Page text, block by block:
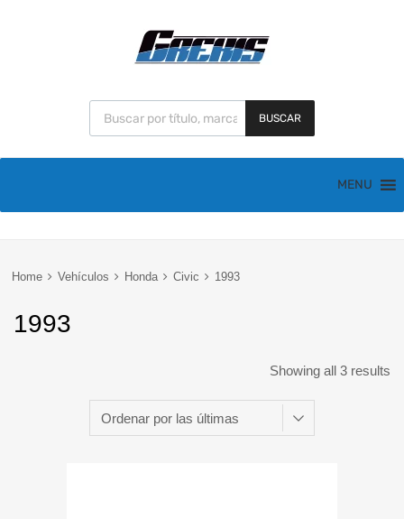
BUSCAR
MENU
Home Vehículos Honda Civic 1993
1993
Showing all 3 results